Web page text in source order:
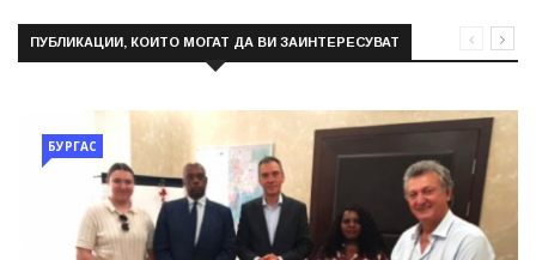
ПУБЛИКАЦИИ, КОИТО МОГАТ ДА ВИ ЗАИНТЕРЕСУВАТ
БУРГАС